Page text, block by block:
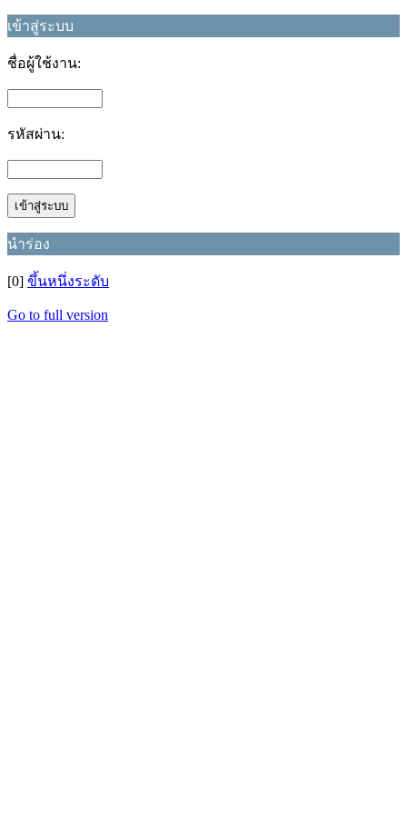
เข้าสู่ระบบ
ชื่อผู้ใช้งาน:
รหัสผ่าน:
นำร่อง
[0] ขึ้นหนึ่งระดับ
Go to full version